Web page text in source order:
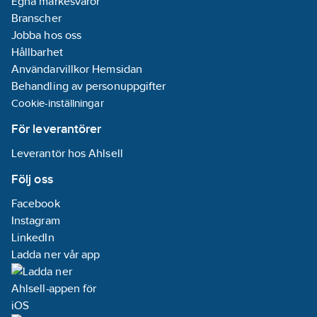
Branscher
Jobba hos oss
Hållbarhet
Användarvillkor Hemsidan
Behandling av personuppgifter
Cookie-inställningar
För leverantörer
Leverantör hos Ahlsell
Följ oss
Facebook
Instagram
LinkedIn
Ladda ner vår app